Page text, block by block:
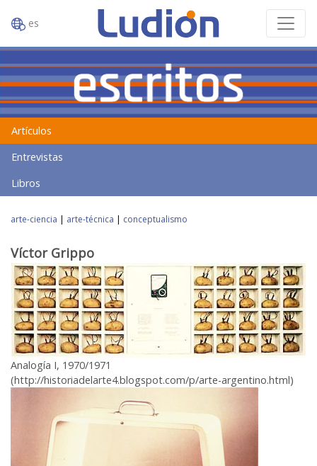
es
Artículos
Entrevistas
Libros
arte-ciencia | arte-técnica | conceptualismo
Víctor Grippo
Analogía I, 1970/1971
(http://historiadelarte4.blogspot.com/p/arte-argentino.html)